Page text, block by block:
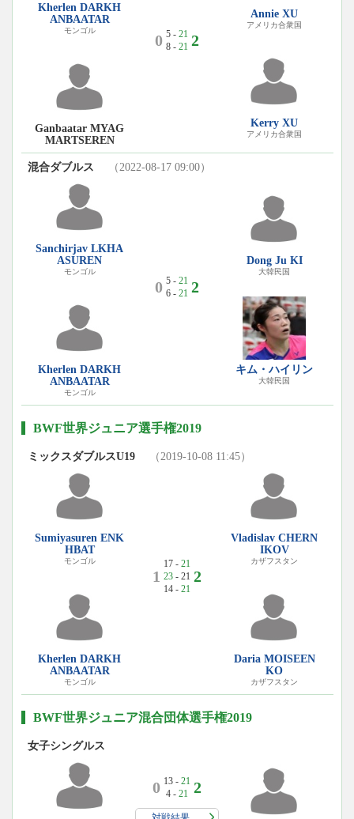
Kherlen DARKH
ANBAATAR
モンゴル
Ganbaatar MYAG
MARTSEREN
0 5 - 21
8 - 21 2
Annie XU
アメリカ合衆国
Kerry XU
アメリカ合衆国
混合ダブルス （2022-08-17 09:00）
Sanchirjav LKHA
ASUREN
モンゴル
Kherlen DARKH
ANBAATAR
モンゴル
0 5 - 21
6 - 21 2
Dong Ju KI
大韓民国
キム・ハイリン
大韓民国
BWF世界ジュニア選手権2019
ミックスダブルスU19 （2019-10-08 11:45）
Sumiyasuren ENK
HBAT
モンゴル
Kherlen DARKH
ANBAATAR
モンゴル
1
17 - 21
23- 21
14 - 21
2
Vladislav CHERN
IKOV
カザフスタン
Daria MOISEEN
KO
カザフスタン
BWF世界ジュニア混合団体選手権2019
女子シングルス
0 13 - 21
4 - 21 2